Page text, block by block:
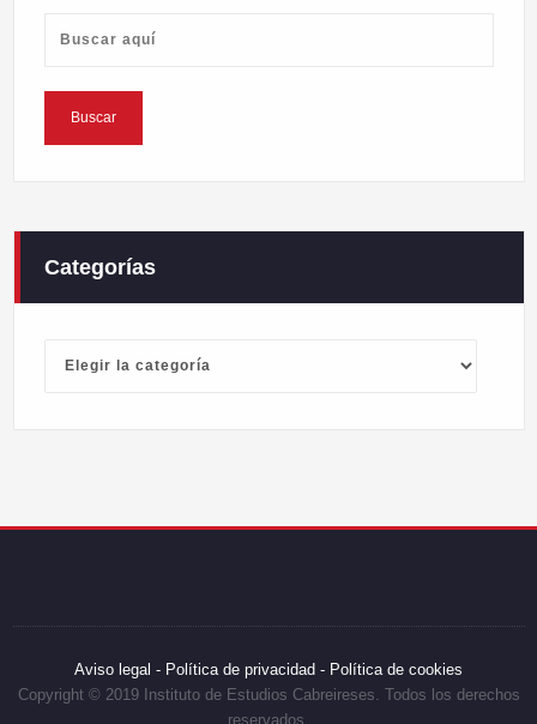
Categorías
Aviso legal - Política de privacidad - Política de cookies
Copyright © 2019 Instituto de Estudios Cabreireses. Todos los derechos
reservados.